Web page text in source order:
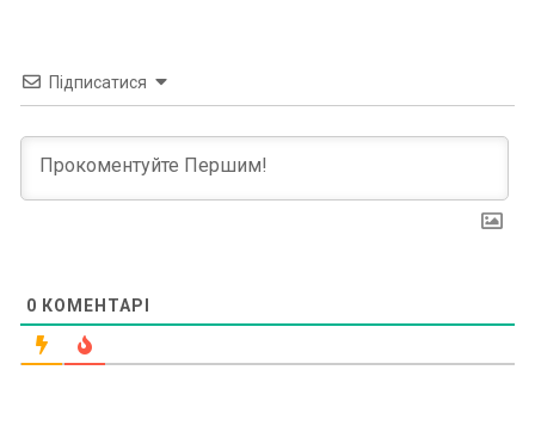
Підписатися
0 КОМЕНТАРІ